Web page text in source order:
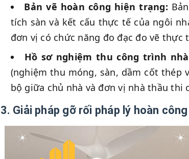
Bản vẽ hoàn công hiện trạng:
tích sàn và kết cấu thực tế của ngôi
đơn vị có chức năng đo đạc đo vẽ
Hồ sơ nghiệm thu công trình
(nghiệm thu móng, sàn, dầm cốt thép
bộ giữa chủ nhà và đơn vị nhà thầu thi
3. Giải pháp gỡ rối pháp lý hoàn